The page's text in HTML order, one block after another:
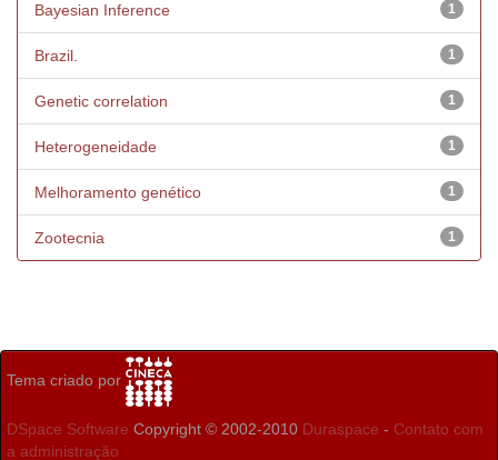
1
Bayesian Inference
1
Brazil.
1
Genetic correlation
1
Heterogeneidade
1
Melhoramento genético
1
Zootecnia
Tema criado por
DSpace Software Copyright © 2002-2010 Duraspace - Contato com
a administração